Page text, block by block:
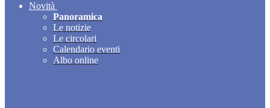
Novità
Panoramica
Le notizie
Le circolari
Calendario eventi
Albo online